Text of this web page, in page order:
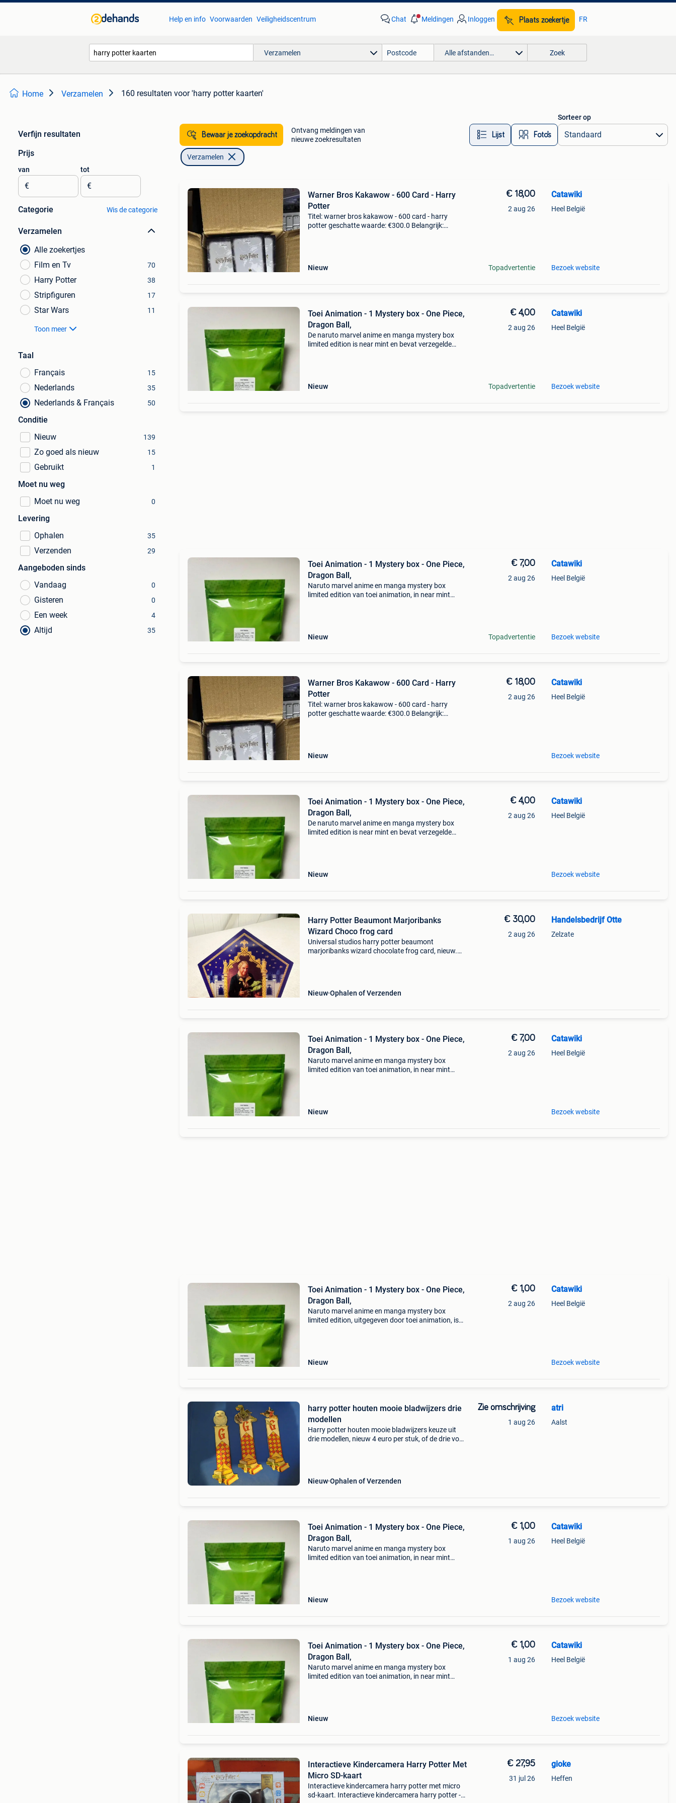
Help en info Voorwaarden Veiligheidscentrum Chat Meldingen Inloggen Plaats zoekertje FR
Verzamelen Alle afstanden… Zoek
Home Verzamelen 160 resultaten voor 'harry potter kaarten'
Verfijn resultaten
Prijs
van
€
tot
€
Categorie Wis de categorie
Verzamelen
Alle zoekertjes
Film en Tv
70
Harry Potter 38
Stripfiguren 17
Star Wars 11
Toon meer
Taal
Français
15
Nederlands 35
Nederlands & Français 50
Conditie
Nieuw
139
Zo goed als nieuw 15
Gebruikt 1
Moet nu weg
Moet nu weg
0
Levering
Ophalen
35
Verzenden 29
Aangeboden sinds
Vandaag
0
Gisteren 0
Een week 4
Altijd 35
Bewaar je zoekopdracht
Ontvang meldingen van
nieuwe zoekresultaten
Lijst Foto’s
Sorteer op
Verzamelen
Warner Bros Kakawow - 600 Card - Harry
Potter
Titel: warner bros kakawow - 600 card - harry
potter geschatte waarde: €300.0 Belangrijk:
Nieuw
€ 18,00
2 aug 26
Topadvertentie
Catawiki
Heel België
Bezoek website
Toei Animation - 1 Mystery box - One Piece,
Dragon Ball,
De naruto marvel anime en manga mystery box
limited edition is near mint en bevat verzegelde
Nieuw
€ 4,00
2 aug 26
Topadvertentie
Catawiki
Heel België
Bezoek website
Toei Animation - 1 Mystery box - One Piece,
Dragon Ball,
Naruto marvel anime en manga mystery box
limited edition van toei animation, in near mint
Nieuw
€ 7,00
2 aug 26
Topadvertentie
Catawiki
Heel België
Bezoek website
Warner Bros Kakawow - 600 Card - Harry
Potter
Titel: warner bros kakawow - 600 card - harry
potter geschatte waarde: €300.0 Belangrijk:
Nieuw
€ 18,00
2 aug 26
Catawiki
Heel België
Bezoek website
Toei Animation - 1 Mystery box - One Piece,
Dragon Ball,
De naruto marvel anime en manga mystery box
limited edition is near mint en bevat verzegelde
Nieuw
€ 4,00
2 aug 26
Catawiki
Heel België
Bezoek website
Harry Potter Beaumont Marjoribanks
Wizard Choco frog card
Universal studios harry potter beaumont
marjoribanks wizard chocolate frog card, nieuw.
Nieuw Ophalen of Verzenden
€ 30,00
2 aug 26
Handelsbedrijf Otte
Zelzate
Toei Animation - 1 Mystery box - One Piece,
Dragon Ball,
Naruto marvel anime en manga mystery box
limited edition van toei animation, in near mint
Nieuw
€ 7,00
2 aug 26
Catawiki
Heel België
Bezoek website
Toei Animation - 1 Mystery box - One Piece,
Dragon Ball,
Naruto marvel anime en manga mystery box
limited edition, uitgegeven door toei animation, is
Nieuw
€ 1,00
2 aug 26
Catawiki
Heel België
Bezoek website
harry potter houten mooie bladwijzers drie
modellen
Harry potter houten mooie bladwijzers keuze uit
drie modellen, nieuw 4 euro per stuk, of de drie voor
Nieuw Ophalen of Verzenden
Zie omschrijving
1 aug 26
atri
Aalst
Toei Animation - 1 Mystery box - One Piece,
Dragon Ball,
Naruto marvel anime en manga mystery box
limited edition van toei animation, in near mint
Nieuw
€ 1,00
1 aug 26
Catawiki
Heel België
Bezoek website
Toei Animation - 1 Mystery box - One Piece,
Dragon Ball,
Naruto marvel anime en manga mystery box
limited edition van toei animation, in near mint
Nieuw
€ 1,00
1 aug 26
Catawiki
Heel België
Bezoek website
Interactieve Kindercamera Harry Potter Met
Micro SD-kaart
Interactieve kindercamera harry potter met micro
sd-kaart. Interactieve kindercamera harry potter -
€ 27,95
31 jul 26
gioke
Heffen